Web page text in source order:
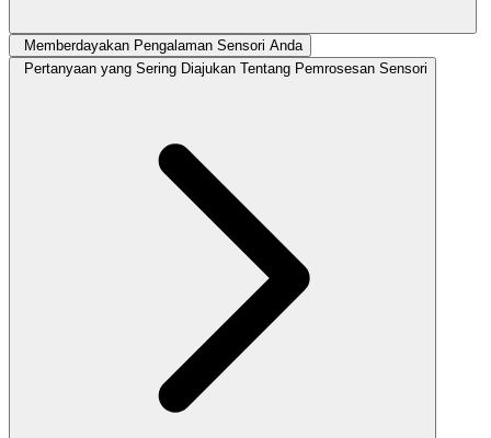
Memberdayakan Pengalaman Sensori Anda
Pertanyaan yang Sering Diajukan Tentang Pemrosesan Sensori